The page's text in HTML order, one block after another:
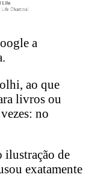
a
ao que
livros ou
no
ilustração de
exatamente